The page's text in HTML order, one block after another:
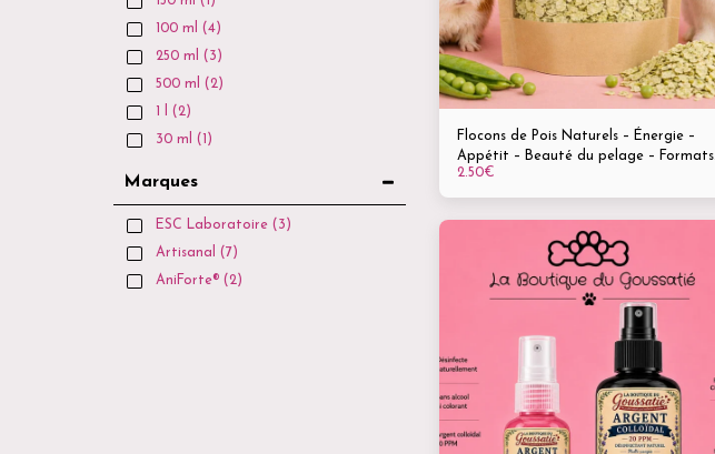
Marques
ESC Laboratoire(3)
Artisanal (7)
AniForte®(2)
100 ml (4)
250 ml (3)
500 ml (2)
(2)
30 ml (1)
Flocons de Pois Naturels – Énergie –
Appétit – Beauté du pelage – Formats
: 150 g – 300 g – 500
2.50€